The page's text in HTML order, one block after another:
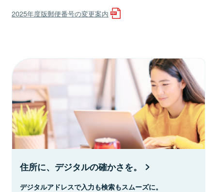
2025年度版郵便番号の変更案内
住所に、デジタルの確かさを。
デジタルアドレスで入力も検索もスムーズに。